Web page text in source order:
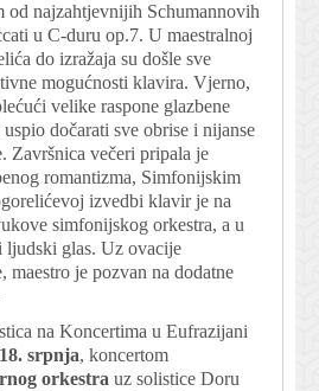
od najzahtjevnijih Schumannovih
u C-duru op.7. U maestralnoj
do izražaja su došle sve
mogućnosti klavira. Vjerno,
velike raspone glazbene
dočarati sve obrise i nijanse
Završnica večeri pripala je
romantizma, Simfonijskim
izvedbi klavir je na
simfonijskog orkestra, a u
glas. Uz ovacije
maestro je pozvan na dodatne
na Koncertima u Eufrazijani
18. srpnja, koncertom
orkestra uz solistice Doru